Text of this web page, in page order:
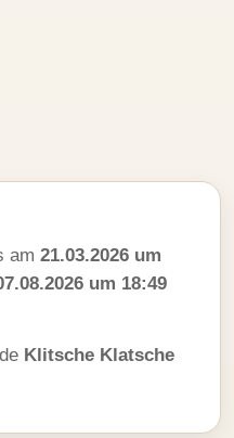
am 21.03.2026 um
um 18:49
Klitsche Klatsche